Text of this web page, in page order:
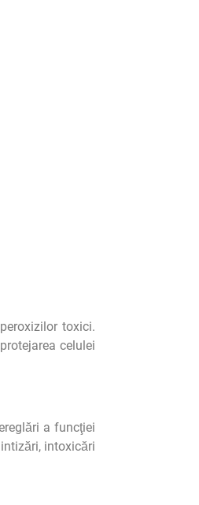
toxici.
celulei
a funcţiei
intoxicări